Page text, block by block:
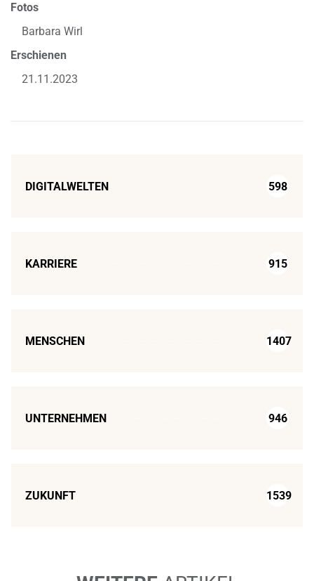
Fotos
Barbara Wirl
Erschienen
21.11.2023
DIGITALWELTEN 598
KARRIERE 915
MENSCHEN 1407
UNTERNEHMEN 946
ZUKUNFT 1539